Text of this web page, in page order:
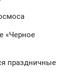
«Черное
праздничные